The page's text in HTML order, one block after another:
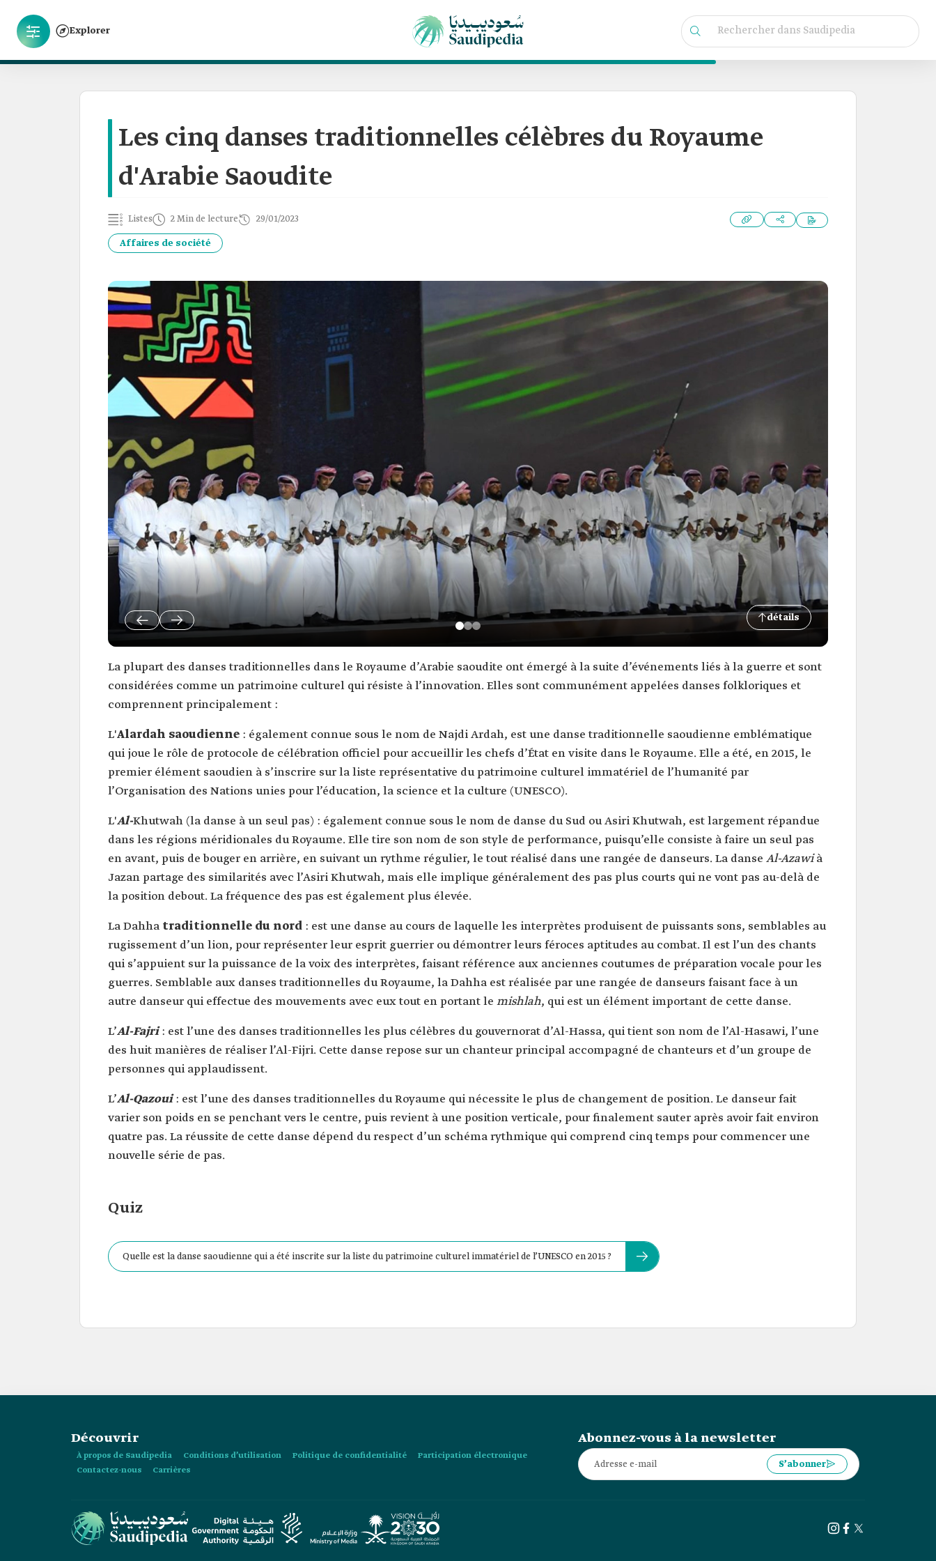
Explorer
Les cinq danses traditionnelles célèbres du Royaume
d'Arabie Saoudite
Listes 2 Min de lecture 29/01/2023
Affaires de société
détails
La plupart des danses traditionnelles dans le Royaume d’Arabie saoudite ont émergé à la suite d’événements liés à la guerre et sont
considérées comme un patrimoine culturel qui résiste à l’innovation. Elles sont communément appelées danses folkloriques et
comprennent principalement :
L'Alardah saoudienne : également connue sous le nom de Najdi Ardah, est une danse traditionnelle saoudienne emblématique
qui joue le rôle de protocole de célébration officiel pour accueillir les chefs d’État en visite dans le Royaume. Elle a été, en 2015, le
premier élément saoudien à s’inscrire sur la liste représentative du patrimoine culturel immatériel de l’humanité par
l’Organisation des Nations unies pour l’éducation, la science et la culture (UNESCO).
L'Al-Khutwah (la danse à un seul pas) : également connue sous le nom de danse du Sud ou Asiri Khutwah, est largement répandue
dans les régions méridionales du Royaume. Elle tire son nom de son style de performance, puisqu’elle consiste à faire un seul pas
en avant, puis de bouger en arrière, en suivant un rythme régulier, le tout réalisé dans une rangée de danseurs. La danse Al-Azawià
Jazan partage des similarités avec l’Asiri Khutwah, mais elle implique généralement des pas plus courts qui ne vont pas au-delà de
la position debout. La fréquence des pas est également plus élevée.
La Dahha traditionnelle du nord : est une danse au cours de laquelle les interprètes produisent de puissants sons, semblables au
rugissement d’un lion, pour représenter leur esprit guerrier ou démontrer leurs féroces aptitudes au combat. Il est l’un des chants
qui s’appuient sur la puissance de la voix des interprètes, faisant référence aux anciennes coutumes de préparation vocale pour les
guerres. Semblable aux danses traditionnelles du Royaume, la Dahha est réalisée par une rangée de danseurs faisant face à un
autre danseur qui effectue des mouvements avec eux tout en portant le mishlah, qui est un élément important de cette danse.
L’Al-Fajri: est l’une des danses traditionnelles les plus célèbres du gouvernorat d’Al-Hassa, qui tient son nom de l’Al-Hasawi, l’une
des huit manières de réaliser l’Al-Fijri. Cette danse repose sur un chanteur principal accompagné de chanteurs et d’un groupe de
personnes qui applaudissent.
L’Al-Qazoui: est l’une des danses traditionnelles du Royaume qui nécessite le plus de changement de position. Le danseur fait
varier son poids en se penchant vers le centre, puis revient à une position verticale, pour finalement sauter après avoir fait environ
quatre pas. La réussite de cette danse dépend du respect d’un schéma rythmique qui comprend cinq temps pour commencer une
nouvelle série de pas.
Quiz
Quelle est la danse saoudienne qui a été inscrite sur la liste du patrimoine culturel immatériel de l’UNESCO en 2015 ?
Découvrir
À propos de Saudipedia Conditions d’utilisation Politique de confidentialité
Participation électronique
Contactez-nous
Carrières
Abonnez-vous à la newsletter
S’abonner